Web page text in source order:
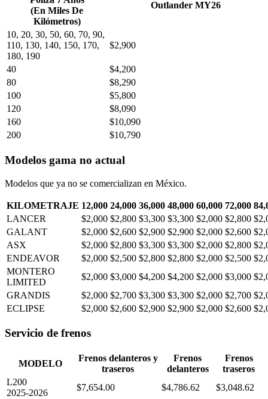
(En Miles De
Kilómetros)
Outlander MY26
10, 20, 30, 50, 60, 70, 90,
110, 130, 140, 150, 170,
180, 190
$2,900
40
$4,200
80
$8,290
100
$5,800
120
$8,090
160
$10,090
200
$10,790
Modelos gama no actual
Modelos que ya no se comercializan en México.
KILOMETRAJE 12,000 24,000 36,000 48,000 60,000 72,000
LANCER
$2,000 $2,800 $3,300 $3,300 $2,000 $2,800
GALANT
$2,000 $2,600 $2,900 $2,900 $2,000 $2,600
ASX
$2,000 $2,800 $3,300 $3,300 $2,000 $2,800
ENDEAVOR
$2,000 $2,500 $2,800 $2,800 $2,000 $2,500
MONTERO
LIMITED
$2,000 $3,000 $4,200 $4,200 $2,000 $3,000
GRANDIS
$2,000 $2,700 $3,300 $3,300 $2,000 $2,700
ECLIPSE
$2,000 $2,600 $2,900 $2,900 $2,000 $2,600
Servicio de frenos
MODELO
Frenos delanteros y
traseros
Frenos
delanteros
Frenos
traseros
L200
2025-2026
$7,654.00 $4,786.62
$3,048.62